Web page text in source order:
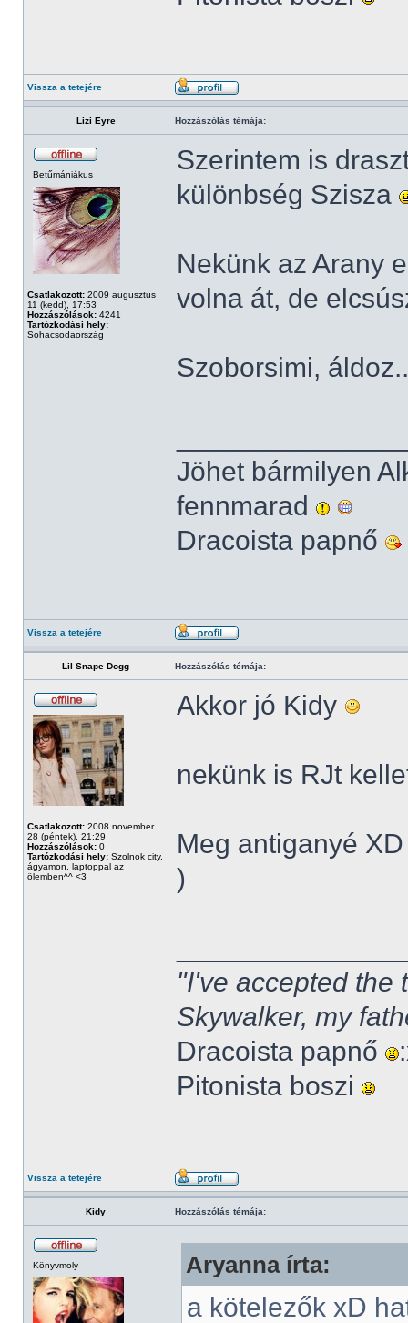
Vissza a tetejére
Lizi Eyre Hozzászólás témája:
Betűmániákus
Csatlakozott: 2009 augusztus
11 (kedd), 17:53
Hozzászólások: 4241
Tartózkodási hely:
Sohacsodaország
Szerintem is
különbség Szisza
Nekünk az Arany
volna át, de
Szoborsimi,
Jöhet bármilyen
fennmarad
Dracoista papnő
Vissza a tetejére
Lil Snape Dogg Hozzászólás témája:
Csatlakozott: 2008 november
28 (péntek), 21:29
Hozzászólások: 0
Tartózkodási hely: Szolnok city,
ágyamon, laptoppal az
ölemben^^ <3
Akkor jó Kidy
nekünk is RJt
Meg antiganyé
)
"I've accepted the
Skywalker, my
Dracoista papnő
Pitonista boszi
Vissza a tetejére
Kidy Hozzászólás témája:
Könyvmoly Aryanna írta:
a kötelezők xD